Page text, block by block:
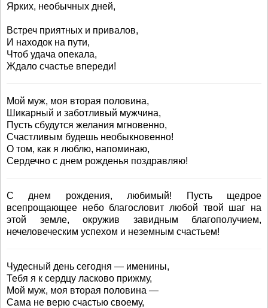
Ярких, необычных дней,
Встреч приятных и привалов,
И находок на пути,
Чтоб удача опекала,
Ждало счастье впереди!
Мой муж, моя вторая половина,
Шикарный и заботливый мужчина,
Пусть сбудутся желания мгновенно,
Счастливым будешь необыкновенно!
О том, как я люблю, напоминаю,
Сердечно с днем рожденья поздравляю!
С днем рождения, любимый! Пусть щедрое
всепрощающее небо благословит любой твой шаг на
этой земле, окружив завидным благополучием,
нечеловеческим успехом и неземным счастьем!
Чудесный день сегодня — именины,
Тебя я к сердцу ласково прижму,
Мой муж, моя вторая половина —
Сама не верю счастью своему,